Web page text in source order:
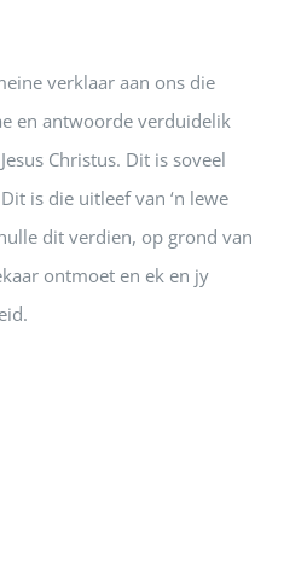
verklaar aan ons die
en antwoorde verduidelik
Christus. Dit is soveel
is die uitleef van ‘n lewe
dit verdien, op grond van
ontmoet en ek en jy